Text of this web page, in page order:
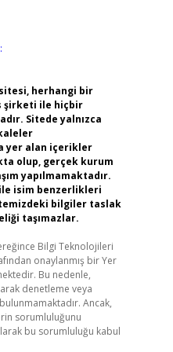
herhangi bir
şirketi ile hiçbir
Sitede yalnızca
yer alan içerikler
olup, gerçek kurum
yapılmamaktadır.
isim benzerlikleri
bilgiler taslak
taşımazlar.
Bilgi Teknolojileri
onaylanmış bir Yer
Bu nedenle,
denetleme veya
Ancak,
sorumluluğunu
bu sorumluluğu kabul